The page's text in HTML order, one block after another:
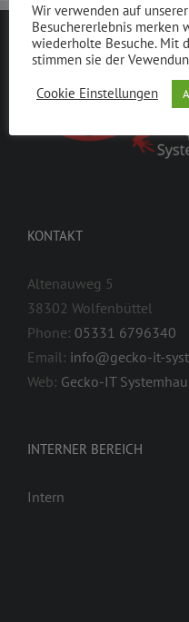
KONTAKT
Altenauweg 5
38302 Wolfenbüttel
Phone: 05331 6796340
Email: info@gecko-it-
Web: Gecko-IT
INTERNER BEREICH
Intern
Wir verwenden auf
Besuchererlebnis merken
wiederholte Besuche. Mit
stimmen sie der
Cookie Einstellungen